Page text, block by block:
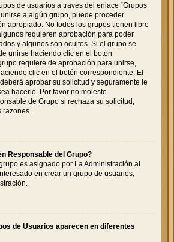
de usuarios a través del enlace “Grupos
a algún grupo, puede proceder
apropiado. No todos los grupos tienen libre
requieren aprobación para poder
y algunos son ocultos. Si el grupo se
unirse haciendo clic en el botón
requiere de aprobación para unirse,
clic en el botón correspondiente. El
aprobar su solicitud y seguramente le
hacerlo. Por favor no moleste
de Grupo si rechaza su solicitud;
Responsable del Grupo?
es asignado por La Administración al
en crear un grupo de usuarios,
de Usuarios aparecen en diferentes